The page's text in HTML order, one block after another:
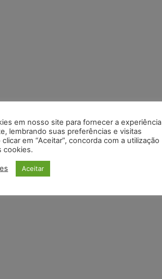
em nosso site para fornecer a experiência
lembrando suas preferências e visitas
em “Aceitar”, concorda com a utilização
cookies.
Aceitar